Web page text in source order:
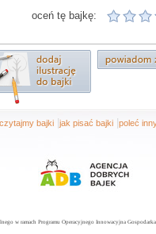
oceń tę bajkę:
czytajmy bajki jak pisać bajki poleć
w ramach Programu Operacyjnego Innowacyjna